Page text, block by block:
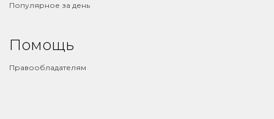
Популярное за день
Помощь
Правообладателям